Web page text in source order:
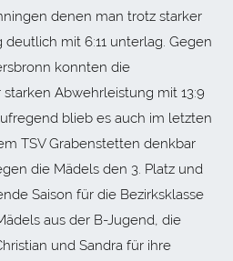
denen man trotz starker
mit 6:11 unterlag. Gegen
konnten die
Abwehrleistung mit 13:9
blieb es auch im letzten
TSV Grabenstetten denkbar
die Mädels den 3. Platz und
Saison für die Bezirksklasse
aus der B-Jugend, die
und Sandra für ihre